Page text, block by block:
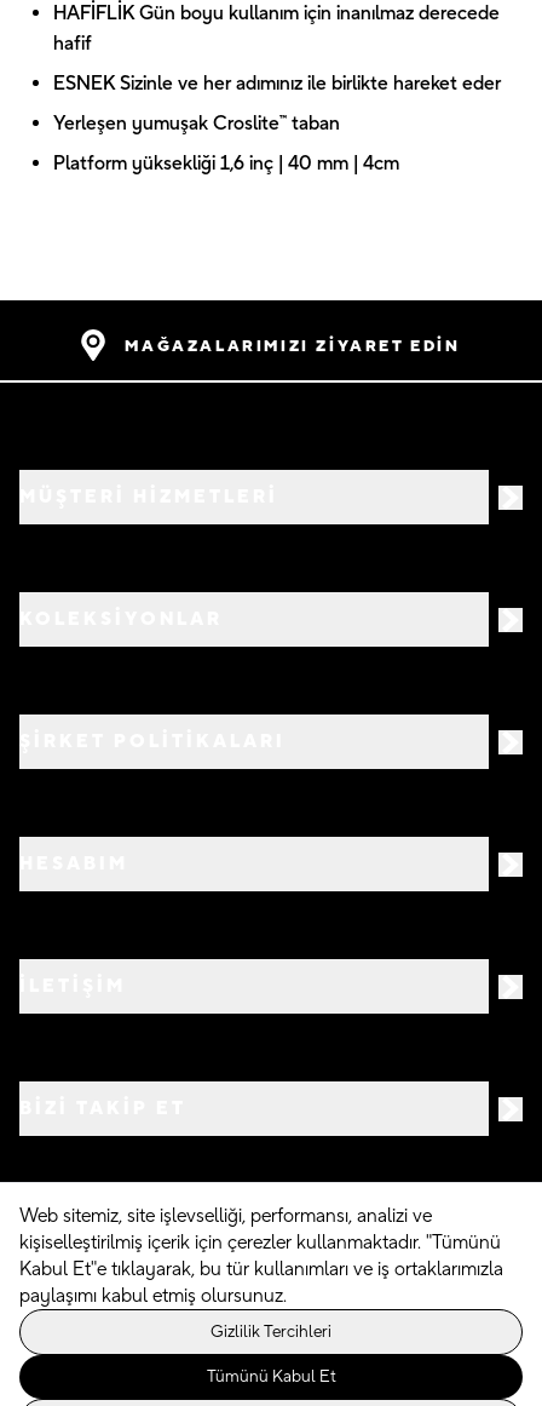
HAFİFLİK Gün boyu kullanım için inanılmaz derecede
hafif
ESNEK Sizinle ve her adımınız ile birlikte hareket eder
Yerleşen yumuşak Croslite™ taban
Platform yüksekliği 1,6 inç | 40 mm | 4cm
MAĞAZALARIMIZI ZİYARET EDİN
©2026 Crocs.com.tr • Tüm hakları saklıdır
Powered By
Web sitemiz, site işlevselliği, performansı, analizi ve
kişiselleştirilmiş içerik için çerezler kullanmaktadır. "Tümünü
Kabul Et"e tıklayarak, bu tür kullanımları ve iş ortaklarımızla
paylaşımı kabul etmiş olursunuz.
Gizlilik Tercihleri
Tümünü Kabul Et